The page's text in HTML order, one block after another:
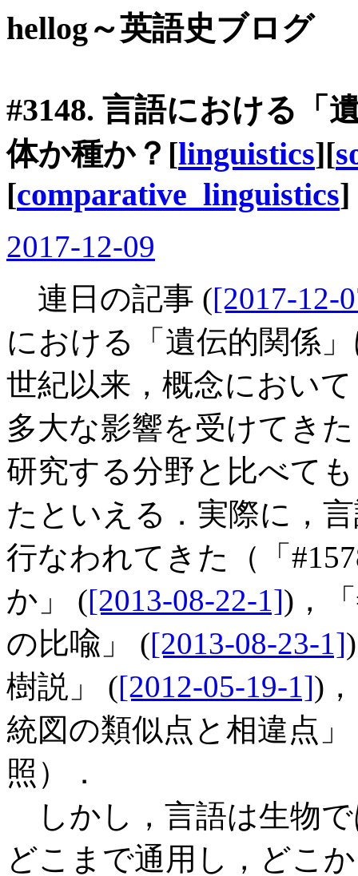
hellog～英語史ブログ
#3148. 言語における「
体か種か？[linguistics][
[comparative_linguistics]
2017-12-09
連日の記事 ([2017-12-
における「遺伝的関係
世紀以来，概念におい
多大な影響を受けてき
研究する分野と比べて
たといえる．実際に，
行なわれてきた（「
か」 ([2013-08-22-1])，
の比喩」 ([2013-08-23-1]
樹説」 ([2012-05-19-1])
統図の類似点と相違点」
照）．
しかし，言語は生物
どこまで通用し，どこ